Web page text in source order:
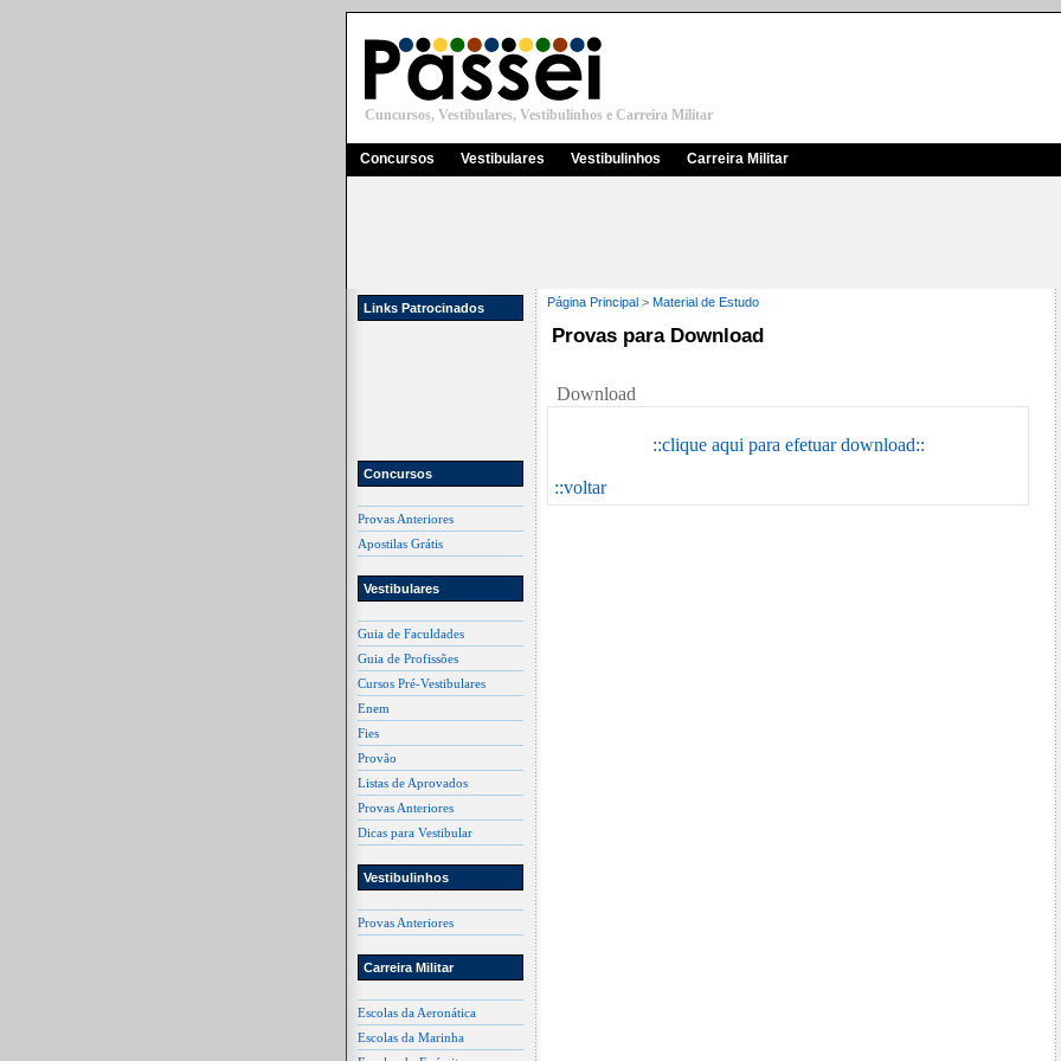
Cuncursos, Vestibulares, Vestibulinhos e Carreira Militar
Concursos Vestibulares Vestibulinhos Carreira Militar
Links Patrocinados
Concursos
Provas Anteriores
Apostilas Grátis
Vestibulares
Guia de Faculdades
Guia de Profissões
Cursos Pré-Vestibulares
Enem
Fies
Provão
Listas de Aprovados
Provas Anteriores
Dicas para Vestibular
Vestibulinhos
Provas Anteriores
Carreira Militar
Escolas da Aeronática
Escolas da Marinha
Página Principal > Material de Estudo
Provas para Download
Download
::clique aqui para efetuar download::
::voltar